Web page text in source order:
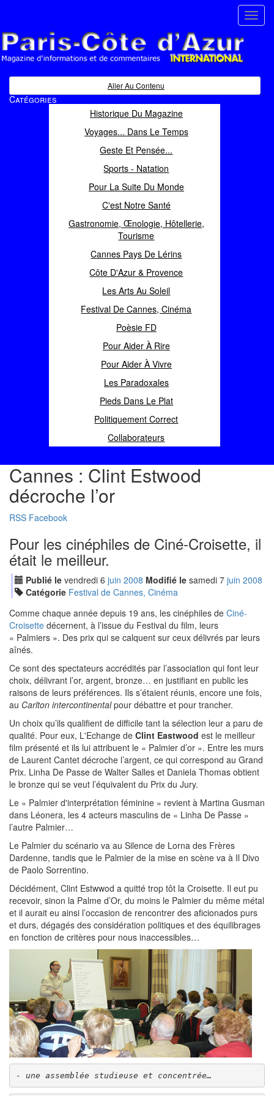
Magazine d'informations et de commentaires
Aller Au Contenu
Catégories
Historique Du Magazine
Voyages... Dans Le Temps
Geste Et Pensée...
Sports - Natation
Pour La Suite Du Monde
C'est Notre Santé
Gastronomie, Œnologie, Hôtellerie,
Tourisme
Cannes Pays De Lérins
Côte D'Azur & Provence
Les Arts Au Soleil
Festival De Cannes, Cinéma
Poèsie FD
Pour Aider À Rire
Pour Aider À Vivre
Les Paradoxales
Pieds Dans Le Plat
Politiquement Correct
Collaborateurs
Cannes : Clint Estwood
décroche l’or
RSS Facebook
Pour les cinéphiles de Ciné-Croisette, il
était le meilleur.
Publié le vendredi 6 juin 2008 Modifié le samedi 7 juin 2008
Catégorie Festival de Cannes, Cinéma
Comme chaque année depuis 19 ans, les cinéphiles de Ciné-
Croisette décernent, à l’issue du Festival du film, leurs
« Palmiers ». Des prix qui se calquent sur ceux délivrés par leurs
aînés.
Ce sont des spectateurs accrédités par l’association qui font leur
choix, délivrant l’or, argent, bronze… en justifiant en public les
raisons de leurs préférences. Ils s’étaient réunis, encore une fois,
au Carlton intercontinentalpour débattre et pour trancher.
Un choix qu’ils qualifient de difficile tant la sélection leur a paru de
qualité. Pour eux, L'Echange de Clint Eastwood est le meilleur
film présenté et ils lui attribuent le « Palmier d’or ». Entre les murs
de Laurent Cantet décroche l’argent, ce qui correspond au Grand
Prix. Linha De Passe de Walter Salles et Daniela Thomas obtient
le bronze qui se veut l’équivalent du Prix du Jury.
Le « Palmier d'interprétation féminine » revient à Martina Gusman
dans Léonera, les 4 acteurs masculins de « Linha De Passe »
l’autre Palmier…
Le Palmier du scénario va au Silence de Lorna des Frères
Dardenne, tandis que le Palmier de la mise en scène va à Il Divo
de Paolo Sorrentino.
Décidément, Clint Estwwod a quitté trop tôt la Croisette. Il eut pu
recevoir, sinon la Palme d’Or, du moins le Palmier du même métal
et il aurait eu ainsi l’occasion de rencontrer des aficionados purs
et durs, dégagés des considération politiques et des équilibrages
en fonction de critères pour nous inaccessibles…
- une assemblée studieuse et concentrée…